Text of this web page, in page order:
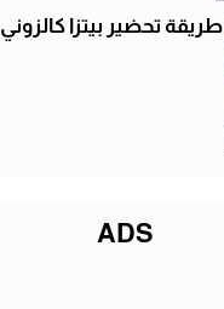
طريقة تحضير بيتزا كالزوني
ADS